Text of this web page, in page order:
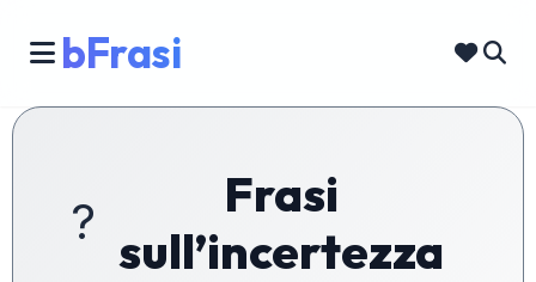
bFrasi
?️
Frasi
sull’incertezza